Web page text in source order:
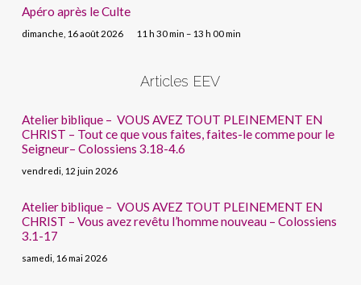
Apéro après le Culte
dimanche, 16 août 2026 11 h 30 min – 13 h 00 min
Articles EEV
Atelier biblique – VOUS AVEZ TOUT PLEINEMENT EN
CHRIST – Tout ce que vous faites, faites-le comme pour le
Seigneur– Colossiens 3.18-4.6
vendredi, 12 juin 2026
Atelier biblique – VOUS AVEZ TOUT PLEINEMENT EN
CHRIST – Vous avez revêtu l’homme nouveau – Colossiens
3.1-17
samedi, 16 mai 2026